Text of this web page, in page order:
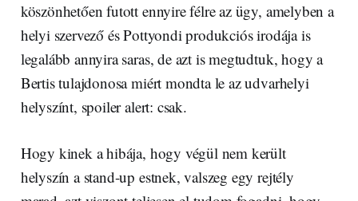
köszönhetően futott ennyire félre az ügy, amelyben a
helyi szervező és Pottyondi produkciós irodája is
legalább annyira saras, de azt is megtudtuk, hogy a
Bertis tulajdonosa miért mondta le az udvarhelyi
helyszínt, spoiler alert: csak.
Hogy kinek a hibája, hogy végül nem került
helyszín a stand-up estnek, valszeg egy rejtély